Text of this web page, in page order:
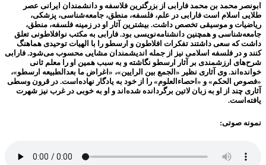
ابونصر محمد بن محمد فارابی از بزرگترین فلاسفه و دانشمندان ایرانی عصر
طلایی اسلام است فارابی در علم، فلسفه، منطق، جامعه‌شناسی، پزشکی،
ریاضیات و موسیقی تخصص داشت. بیشترین آثار او در زمینه فلسفه، منطق،
جامعه‌شناسی و همچنین دانشنامه‌نویسی بود. فارابی به مکتب نوافلاطونی تعلق
داشت که سعی داشتند تفکرات افلاطون و ارسطو را با الهیات توحیدی هماهنگ
کنند و در فلسفه اسلامی نیز از جمله اندیشمندان مشایی محسوب می‌شود. فارابی
شرح‌های ارزشمندی بر آثار ارسطو نگاشته و به سبب همین او را معلم ثانی
خوانده‌اند. وی آثاری نظیر «الجمع بین الرایین»، «اغراض ما بعدالطبیعه ارسطو»،
«فصوص الحکم» و «احصاءالعلوم» را از خود به یادگار نهاده‌است. در قرون وسطی
آثاری چند از او به زبان لاتین برگردانده شده‌اند و او به خوبی در غرب نیز شهرت
یافته‌است.
نمونه صوتی: